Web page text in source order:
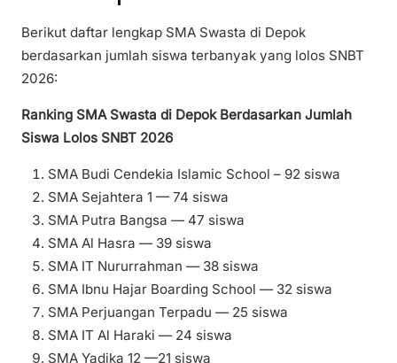
Berikut daftar lengkap SMA Swasta di Depok
berdasarkan jumlah siswa terbanyak yang lolos SNBT
2026:
Ranking SMA Swasta di Depok Berdasarkan Jumlah
Siswa Lolos SNBT 2026
SMA Budi Cendekia Islamic School – 92 siswa
SMA Sejahtera 1 — 74 siswa
SMA Putra Bangsa — 47 siswa
SMA Al Hasra — 39 siswa
SMA IT Nururrahman — 38 siswa
SMA Ibnu Hajar Boarding School — 32 siswa
SMA Perjuangan Terpadu — 25 siswa
SMA IT Al Haraki — 24 siswa
SMA Yadika 12 —21 siswa